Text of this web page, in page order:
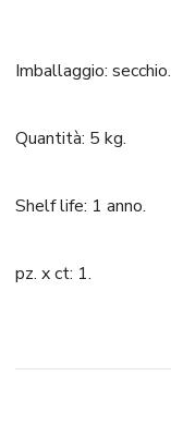
Imballaggio: secchio.
Quantità: 5 kg.
Shelf life: 1 anno.
pz. x ct: 1.